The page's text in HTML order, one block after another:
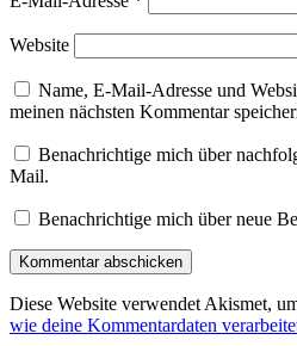
Website
Name, E-Mail-Adresse und
meinen nächsten Kommentar
Benachrichtige mich über
Mail.
Benachrichtige mich über neue
Diese Website verwendet Akismet,
wie deine Kommentardaten